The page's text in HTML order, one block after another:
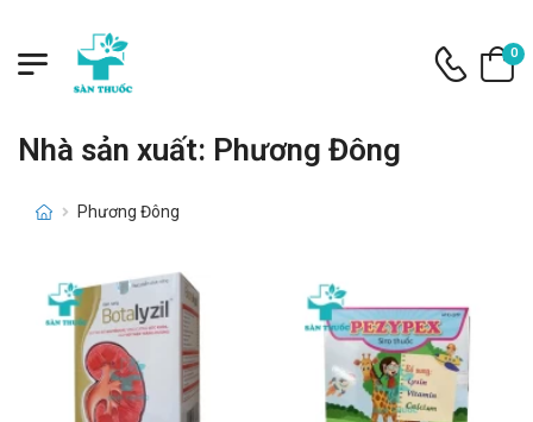
0
Nhà sản xuất: Phương Đông
Phương Đông